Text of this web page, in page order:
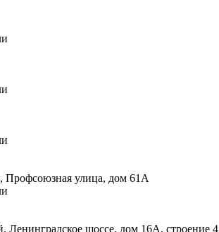
Профсоюзная улица, дом 61А
Ленинградское шоссе, дом 16А, строение 4